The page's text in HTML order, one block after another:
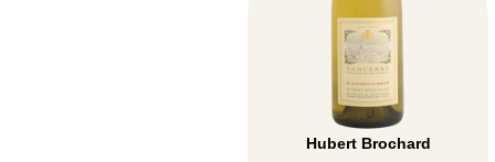
Hubert Brochard